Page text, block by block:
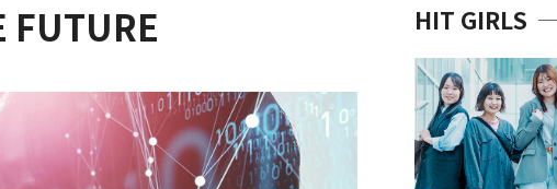
FUTURE HIT GIRLS